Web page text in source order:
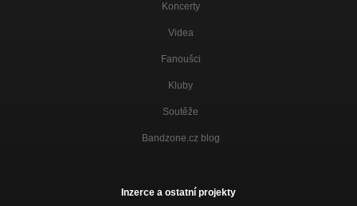
Koncerty
Videa
Fanoušci
Kluby
Soutěže
Bandzone.cz blog
Inzerce a ostatní projekty